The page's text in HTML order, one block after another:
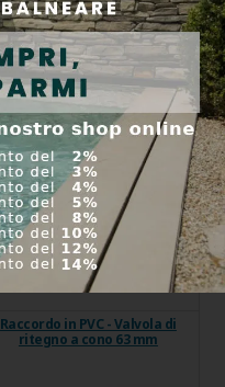
La valvola di non ritorno in PVC
viene utilizzata ...
Codice prodotto:0111545
23,75 €
Acquistare
Disponibile
Raccordo in PVC - Valvola di
ritegno a cono 63 mm